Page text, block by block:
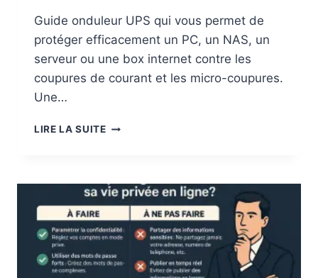
Guide onduleur UPS qui vous permet de
protéger efficacement un PC, un NAS, un
serveur ou une box internet contre les
coupures de courant et les micro-coupures.
Une…
LIRE LA SUITEG
E
O
D
L